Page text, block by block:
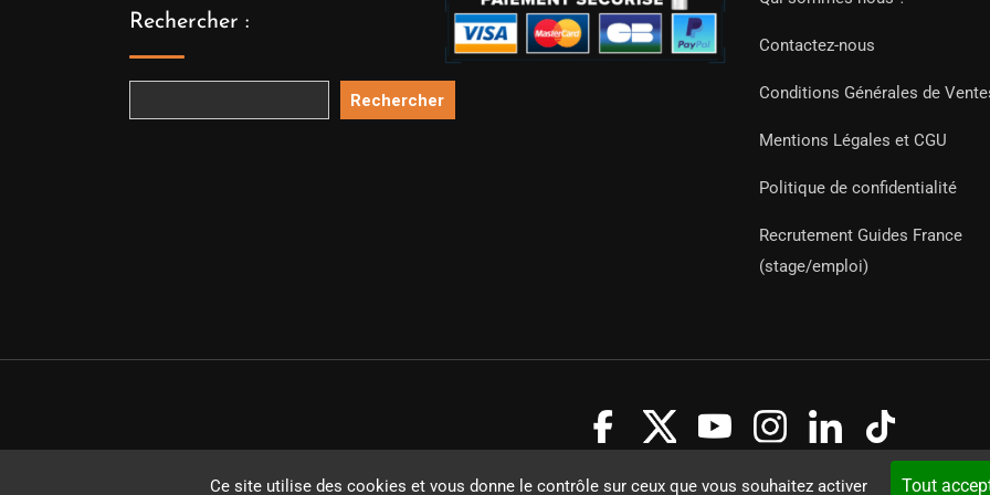
Ce site utilise des cookies et vous donne le contrôle sur ceux que vous souhaitez activer Tout
Rechercher :
Rechercher
Contactez-nous
Conditions Générales de
Mentions Légales et CGU
Politique de confidentialité
Recrutement Guides France
(stage/emploi)
Copyright Guides 2021. Tous droits réservés.Développement web sur mesure